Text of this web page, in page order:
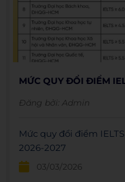
MỨC QUY ĐỔI ĐIỂM
Đăng bởi: Admin
Mức quy đổi điểm
2026-2027
03/03/2026